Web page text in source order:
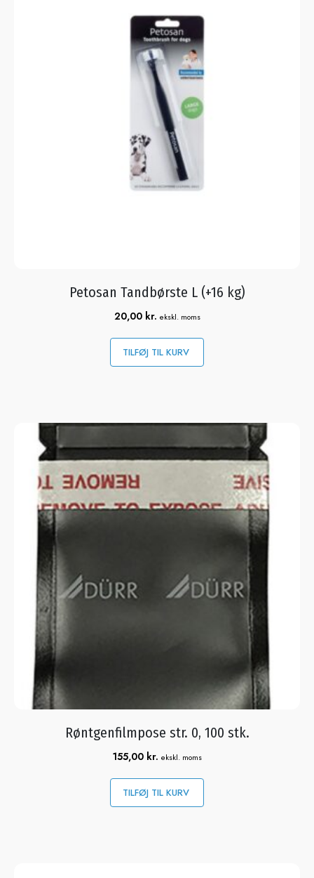
Petosan Tandbørste L (+16 kg)
20,00 kr. ekskl. moms
TILFØJ TIL KURV
Røntgenfilmpose str. 0, 100 stk.
155,00 kr. ekskl. moms
TILFØJ TIL KURV